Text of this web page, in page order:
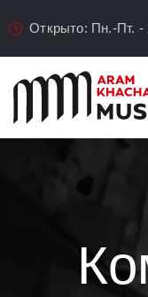
Открыто: Пн.-Пт. -